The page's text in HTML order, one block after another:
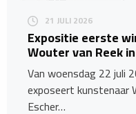
21 JULI 2026
Expositie eerste
Wouter van Reek
Van woensdag 22 juli
exposeert kunstenaar
Escher…